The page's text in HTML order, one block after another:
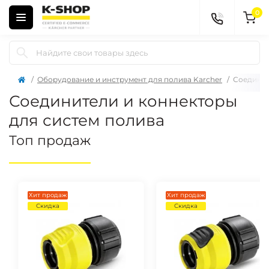
0
Оборудование и инструмент для полива Karcher
Соединители и коннекторы
для систем полива
Топ продаж
Хит продаж
Скидка
Хит продаж
Скидка